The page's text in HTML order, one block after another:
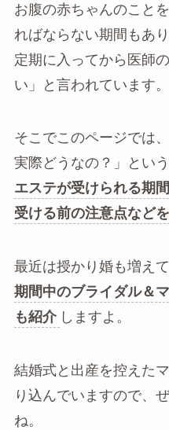
お腹の赤ちゃんのこと
ればならない期間もあ
定期に入ってから医師
い」と言われています。
そこでこのページでは
実際どうなの？」とい
エステが受けられる期
受ける前の注意点など
最近は授かり婚も増えて
期間中のブライダル＆
も紹介 しますよ。
結婚式と出産を控えた
り込んでいますので、
ね。